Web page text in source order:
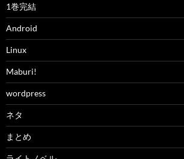
1巻完結
Android
Linux
Maburi!
wordpress
ネタ
まとめ